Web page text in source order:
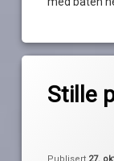
Stille
Frankrike